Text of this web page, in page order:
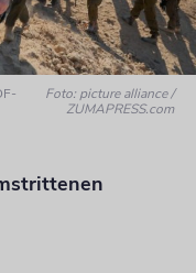
Foto: picture alliance /
ZUMAPRESS.com